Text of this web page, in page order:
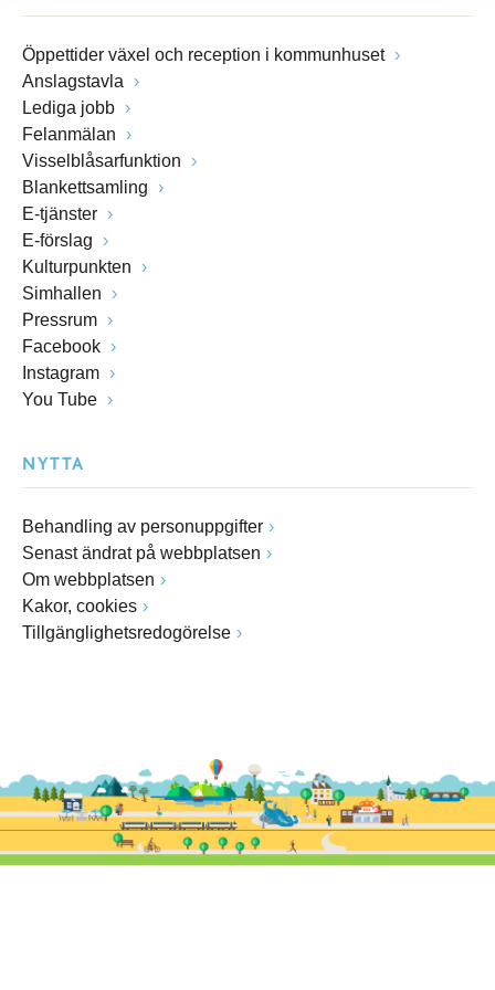
Öppettider växel och reception i kommunhuset
Anslagstavla
Lediga jobb
Felanmälan
Visselblåsarfunktion
Blankettsamling
E-tjänster
E-förslag
Kulturpunkten
Simhallen
Pressrum
Facebook
Instagram
You Tube
NYTTA
Behandling av personuppgifter
Senast ändrat på webbplatsen
Om webbplatsen
Kakor, cookies
Tillgänglighetsredogörelse